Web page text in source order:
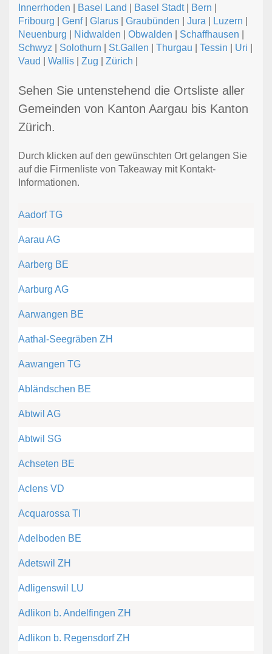
Innerrhoden
Basel Land Basel Stadt| Bern
Fribourg
Genf| Glarus Graubünden Jura Luzern
Neuenburg
Nidwalden Obwalden Schaffhausen
Schwyz
Solothurn St.Gallen Thurgau Tessin Uri
Vaud
Wallis Zug Zürich
Sehen Sie untenstehend die Ortsliste aller
Gemeinden von Kanton Aargau bis Kanton
Zürich.
Durch klicken auf den gewünschten Ort gelangen Sie
auf die Firmenliste von Takeaway mit Kontakt-
Informationen.
Aadorf TG
Aarau AG
Aarberg BE
Aarburg AG
Aarwangen BE
Aathal-Seegräben ZH
Aawangen TG
Abländschen BE
Abtwil AG
Abtwil SG
Achseten BE
Aclens VD
Acquarossa TI
Adelboden BE
Adetswil ZH
Adligenswil LU
Adlikon b. Andelfingen ZH
Adlikon b. Regensdorf ZH